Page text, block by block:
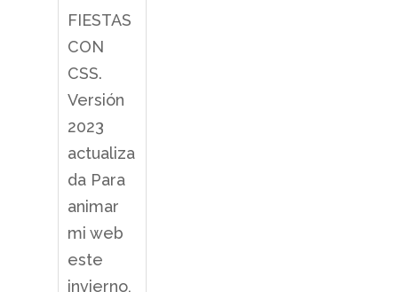
FIESTAS
CON
CSS.
Versión
2023
actualiza
da Para
animar
mi web
este
invierno,